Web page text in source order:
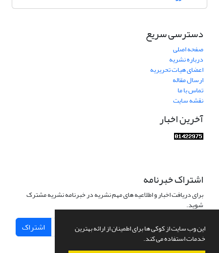
این وب سایت از کوکی ها برای اطمینان از ارائه بهترین
خدمات استفاده می کند.
دسترسی سریع
صفحه اصلی
درباره نشریه
اعضای هیات تحریریه
ارسال مقاله
تماس با ما
نقشه سایت
آخرین اخبار
اشتراک خبرنامه
برای دریافت اخبار و اطلاعیه های مهم نشریه در خبرنامه نشریه مشترک
شوید.
اشتراک